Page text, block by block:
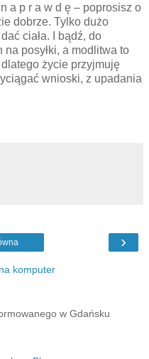
a p r a w d ę – poprosisz o
dobrze. Tylko dużo
ciała. I bądź, do
posyłki, a modlitwa to
życie przyjmuję
wnioski, z upadania
›
komputer
w Gdańsku